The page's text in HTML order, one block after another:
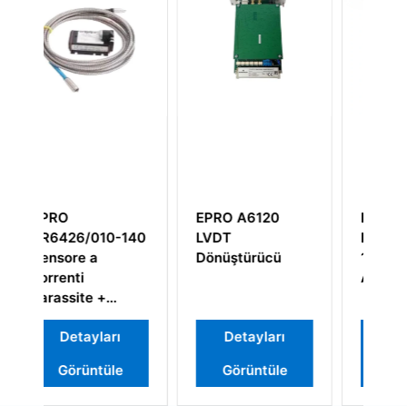
A6120
Detayları
Görüntüle
PR6424/006-010
16mm Girdap
Detayları
Görüntüle
Epro CON011
Eddy Current
Dönüştürücü